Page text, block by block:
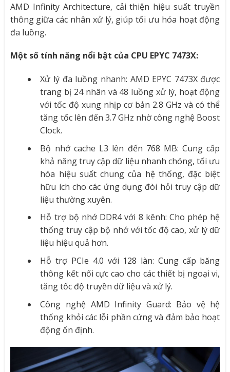
AMD Infinity Architecture, cải thiện hiệu suất truyền
thông giữa các nhân xử lý, giúp tối ưu hóa hoạt động
đa luồng.
Một số tính năng nổi bật của CPU EPYC 7473X:
Xử lý đa luồng nhanh: AMD EPYC 7473X được
trang bị 24 nhân và 48 luồng xử lý, hoạt động
với tốc độ xung nhịp cơ bản 2.8 GHz và có thể
tăng tốc lên đến 3.7 GHz nhờ công nghệ Boost
Clock.
Bộ nhớ cache L3 lên đến 768 MB: Cung cấp
khả năng truy cập dữ liệu nhanh chóng, tối ưu
hóa hiệu suất chung của hệ thống, đặc biệt
hữu ích cho các ứng dụng đòi hỏi truy cập dữ
liệu thường xuyên.
Hỗ trợ bộ nhớ DDR4 với 8 kênh: Cho phép hệ
thống truy cập bộ nhớ với tốc độ cao, xử lý dữ
liệu hiệu quả hơn.
Hỗ trợ PCIe 4.0 với 128 làn: Cung cấp băng
thông kết nối cực cao cho các thiết bị ngoại vi,
tăng tốc độ truyền dữ liệu và xử lý.
Công nghệ AMD Infinity Guard: Bảo vệ hệ
thống khỏi các lỗi phần cứng và đảm bảo hoạt
động ổn định.